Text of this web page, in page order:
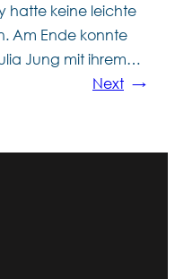
hatte keine leichte
Am Ende konnte
Jung mit ihrem…
Next →